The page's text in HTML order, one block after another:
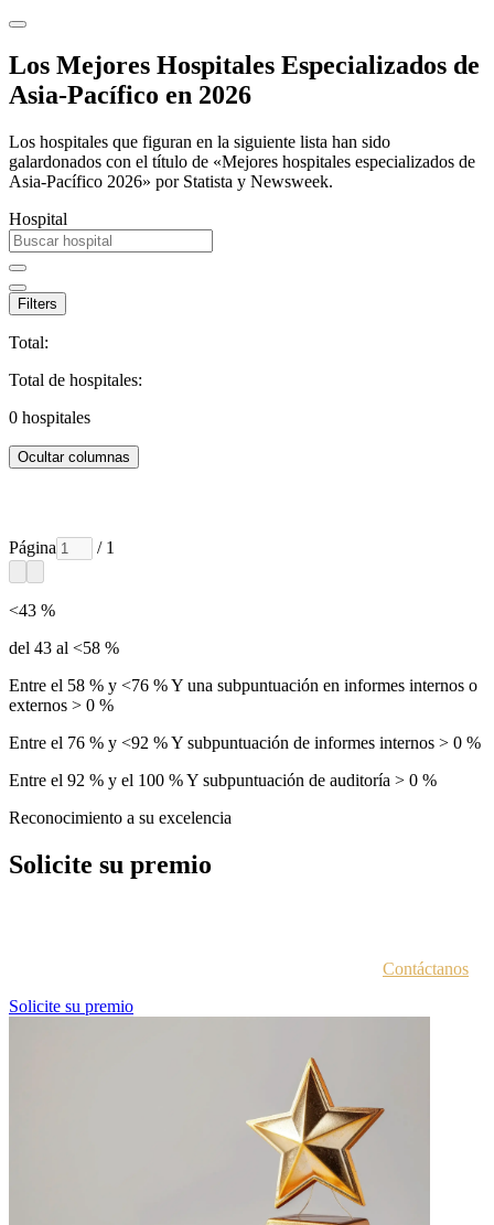
Los Mejores Hospitales Especializados de
Asia-Pacífico en 2026
Los hospitales que figuran en la siguiente lista han sido
galardonados con el título de «Mejores hospitales especializados de
Asia-Pacífico 2026» por Statista y Newsweek.
Hospital
Filters
Total:
Total de hospitales:
0 hospitales
Ocultar columnas
Página / 1
<43 %
del 43 al <58 %
Entre el 58 % y <76 % Y una subpuntuación en informes internos o
externos > 0 %
Entre el 76 % y <92 % Y subpuntuación de informes internos > 0 %
Entre el 92 % y el 100 % Y subpuntuación de auditoría > 0 %
Reconocimiento a su excelencia
Solicite su premio
Contáctanos
Solicite su premio